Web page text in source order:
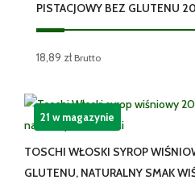
PISTACJOWY BEZ GLUTENU
18,89 zł Brutto
TOSCHI WŁOSKI SYROP
GLUTENU, NATURALNY SMAK
21 w magazynie